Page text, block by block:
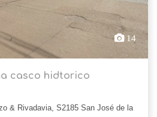
14
casco hidtorico
& Rivadavia, S2185 San José de la